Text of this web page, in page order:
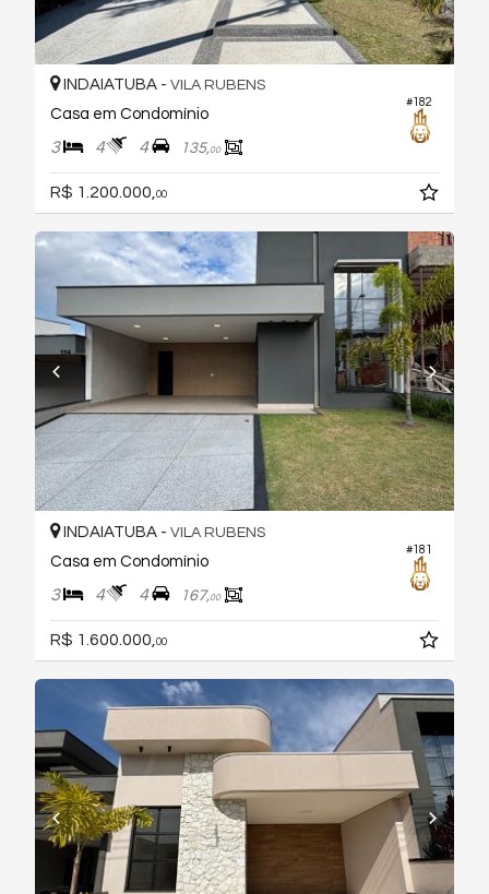
#182
INDAIATUBA - VILA RUBENS
Casa em Condomínio
3 4 4 135,00
R$ 1.200.000,00
#181
INDAIATUBA - VILA RUBENS
Casa em Condomínio
3 4 4 167,00
R$ 1.600.000, 00